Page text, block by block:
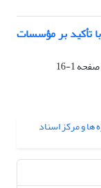
تأکید بر مؤسسات
1-16